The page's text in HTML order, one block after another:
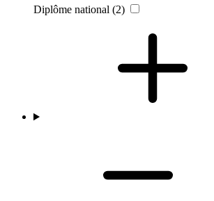
Diplôme national (2)